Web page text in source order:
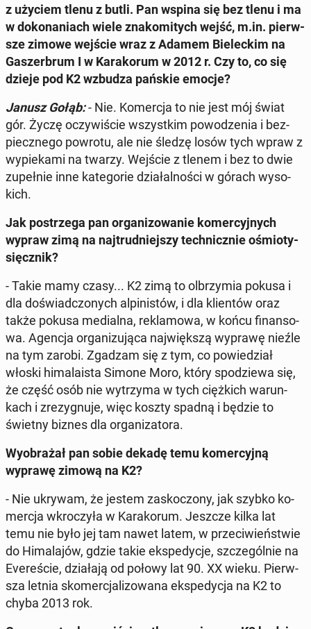
z użyciem tlenu z butli. Pan wspina się bez tlenu i ma
w do­ko­na­niach wiele zna­ko­mi­tych wejść, m.in. pierw­
sze zimowe wejście wraz z Adamem Bie­lec­kim na
Ga­szer­brum I w Ka­ra­ko­rum w 2012 r. Czy to, co się
dzieje pod K2 wzbudza pańskie emocje?
Janusz Gołąb:- Nie. Ko­mer­cja to nie jest mój świat
gór. Życzę oczy­wi­ście wszyst­kim po­wo­dze­nia i bez­
piecz­ne­go powrotu, ale nie śledzę losów tych wpraw z
wy­pie­ka­mi na twarzy. Wejście z tlenem i bez to dwie
zu­peł­nie inne ka­te­go­rie dzia­łal­no­ści w górach wy­so­
kich.
Jak po­strze­ga pan or­ga­ni­zo­wa­nie ko­mer­cyj­nych
wypraw zimą na naj­trud­niej­szy tech­nicz­nie ośmio­ty­
sięcz­nik?
- Takie mamy czasy... K2 zimą to ol­brzy­mia pokusa i
dla do­świad­czo­nych al­pi­ni­stów, i dla klien­tów oraz
także pokusa me­dial­na, re­kla­mo­wa, w końcu fi­nan­so­
wa. Agencja or­ga­ni­zu­ją­ca naj­więk­szą wyprawę nieźle
na tym zarobi. Zgadzam się z tym, co po­wie­dział
włoski hi­ma­la­ista Simone Moro, który spo­dzie­wa się,
że część osób nie wy­trzy­ma w tych cięż­kich wa­run­
kach i zre­zy­gnu­je, więc koszty spadną i będzie to
świetny biznes dla or­ga­ni­za­to­ra.
Wy­obra­żał pan sobie dekadę temu ko­mer­cyj­ną
wyprawę zimową na K2?
- Nie ukrywam, że jestem za­sko­czo­ny, jak szybko ko­
mer­cja wkro­czy­ła w Ka­ra­ko­rum. Jeszcze kilka lat
temu nie było jej tam nawet latem, w prze­ci­wień­stwie
do Hi­ma­la­jów, gdzie takie eks­pe­dy­cje, szcze­gól­nie na
Eve­re­ście, dzia­ła­ją od połowy lat 90. XX wieku. Pierw­
sza letnia sko­mer­cja­li­zo­wa­na eks­pe­dy­cja na K2 to
chyba 2013 rok.